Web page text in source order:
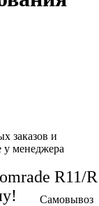
R11/
заказов и
у менеджера
Самовывоз